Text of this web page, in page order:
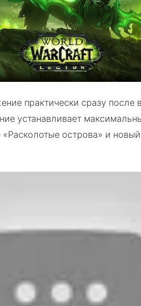
практически сразу после
устанавливает
острова» и